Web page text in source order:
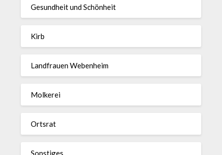
Gesundheit und Schönheit
Kirb
Landfrauen Webenheim
Molkerei
Ortsrat
Sonstiges